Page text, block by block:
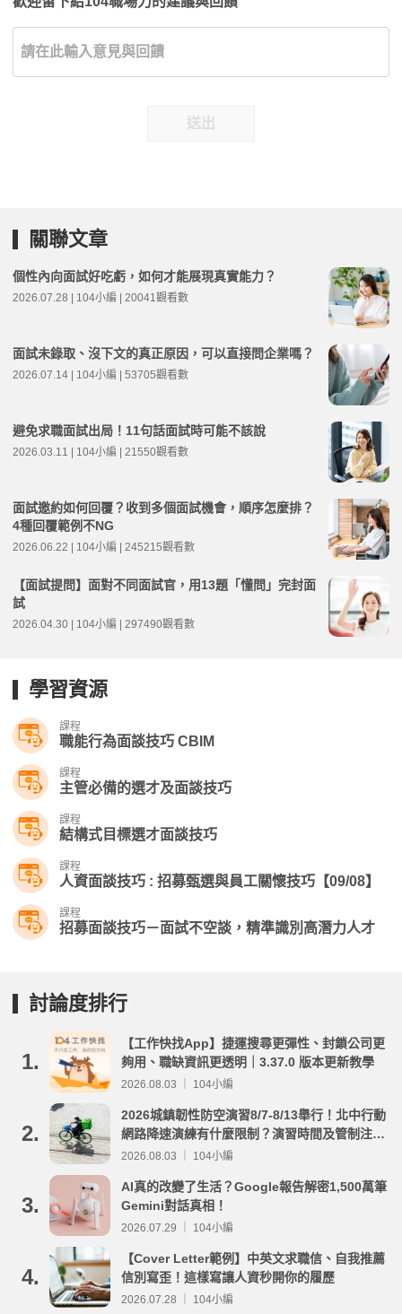
送出
關聯文章
個性內向面試好吃虧，如何才能展現真實能力？
2026.07.28 | 104小編 | 20041觀看數
面試未錄取、沒下文的真正原因，可以直接問企業嗎？
2026.07.14 | 104小編 | 53705觀看數
避免求職面試出局！11句話面試時可能不該說
2026.03.11 | 104小編 | 21550觀看數
面試邀約如何回覆？收到多個面試機會，順序怎麼排？
4種回覆範例不NG
2026.06.22 | 104小編 | 245215觀看數
【面試提問】面對不同面試官，用13題「懂問」完封面
試
2026.04.30 | 104小編 | 297490觀看數
學習資源
課程
職能行為面談技巧 CBIM
課程
主管必備的選才及面談技巧​
課程
結構式目標選才面談技巧
課程
人資面談技巧 : 招募甄選與員工關懷技巧【09/08】
課程
招募面談技巧－面試不空談，精準識別高潛力人才
討論度排行
1.
【工作快找App】捷運搜尋更彈性、封鎖公司更
夠用、職缺資訊更透明｜3.37.0 版本更新教學
2026.08.03 ｜ 104小編
2.
2026城鎮韌性防空演習8/7-8/13舉行！北中行動
網路降速演練有什麼限制？演習時間及管制注意
事項整理
2026.08.03 ｜ 104小編
3.
AI真的改變了生活？Google報告解密1,500萬筆
Gemini對話真相！
2026.07.29 ｜ 104小編
4.
【Cover Letter範例】中英文求職信、自我推薦
信別寫歪！這樣寫讓人資秒開你的履歷
2026.07.28 ｜ 104小編